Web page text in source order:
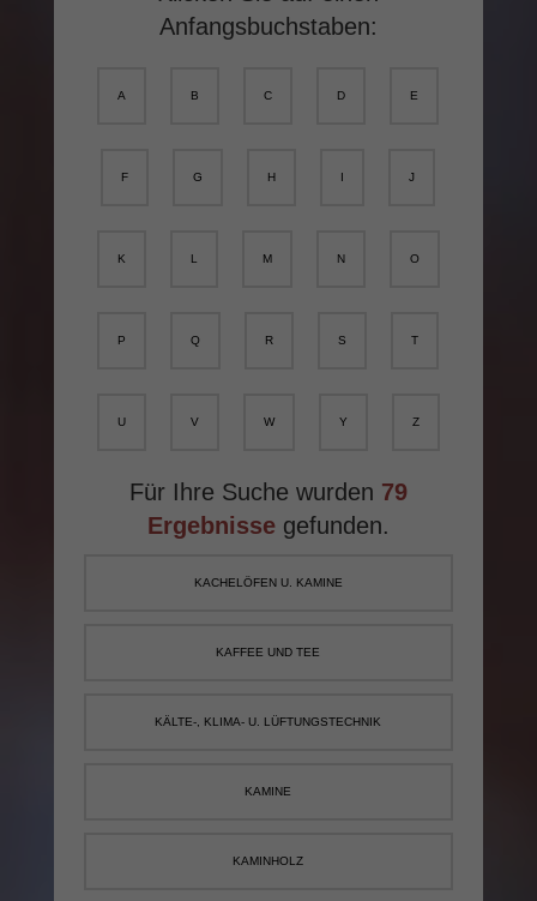
Anfangsbuchstaben:
A B C D E
F G H I J
K L M N O
P Q R S T
U V W Y Z
Für Ihre Suche wurden 79
Ergebnissegefunden.
KACHELÖFEN U. KAMINE
KAFFEE UND TEE
KÄLTE-, KLIMA- U. LÜFTUNGSTECHNIK
KAMINE
KAMINHOLZ